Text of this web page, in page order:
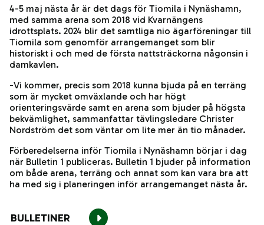
4-5 maj nästa år är det dags för Tiomila i Nynäshamn,
med samma arena som 2018 vid Kvarnängens
idrottsplats. 2024 blir det samtliga nio ägarföreningar till
Tiomila som genomför arrangemanget som blir
historiskt i och med de första nattsträckorna någonsin i
damkavlen.
-Vi kommer, precis som 2018 kunna bjuda på en terräng
som är mycket omväxlande och har högt
orienteringsvärde samt en arena som bjuder på högsta
bekvämlighet, sammanfattar tävlingsledare Christer
Nordström det som väntar om lite mer än tio månader.
Förberedelserna inför Tiomila i Nynäshamn börjar i dag
när Bulletin 1 publiceras. Bulletin 1 bjuder på information
om både arena, terräng och annat som kan vara bra att
ha med sig i planeringen inför arrangemanget nästa år.
BULLETINER